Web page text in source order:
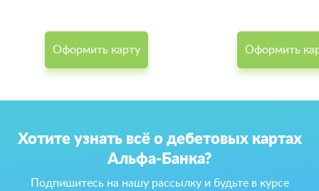
Оформить карту Оформить
Хотите узнать всё о дебетовых картах
Альфа-Банка?
Подпишитесь на нашу рассылку и будьте в курсе